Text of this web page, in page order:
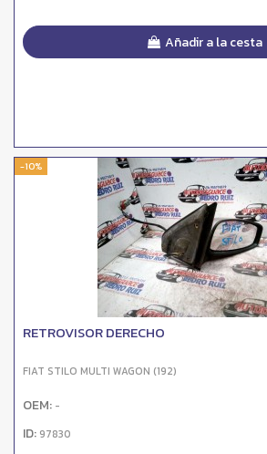
Añadir a la cesta
-10%
RETROVISOR DERECHO
FIAT STILO MULTI WAGON (192)
OEM: -
ID: 97830